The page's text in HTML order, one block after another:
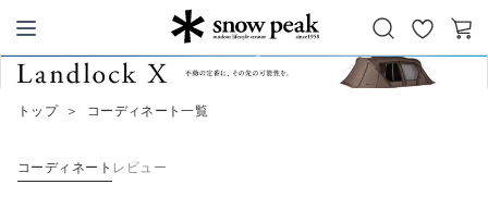
Snow Peak
お
気
カ
トップ ＞ コーディネート一覧
コーディネート レビュー